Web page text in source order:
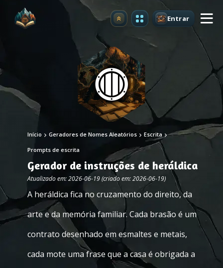
Atualizar Entrar
Início Geradores de Nomes Aleatórios Escrita
Prompts de escrita
Gerador de instruções de heráldica
Atualizado em: 2026-06-19 (criado em: 2026-06-19)
A heráldica fica no cruzamento do direito, da
arte e da memória familiar. Cada brasão é um
contrato desenhado em esmaltes e metais,
cada mote uma frase que a casa é obrigada a